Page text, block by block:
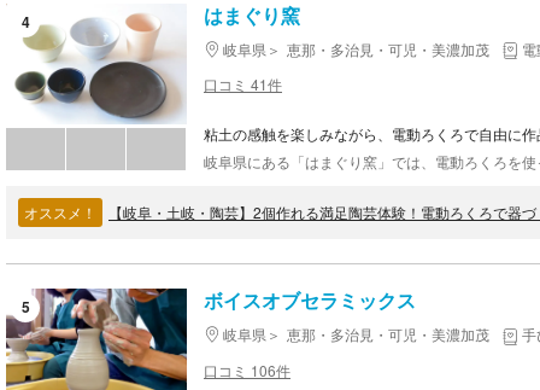
4 はまぐり窯
岐阜県 恵那・多治見・可児・美濃加茂
口コミ 41件
粘土の感触を楽しみながら、電動ろくろで自由に
オススメ！ 【岐阜・土岐・陶芸】2個作れる満足陶芸体験！電動ろくろで器
5 ボイスオブセラミックス
岐阜県 恵那・多治見・可児・美濃加茂
手
口コミ 106件